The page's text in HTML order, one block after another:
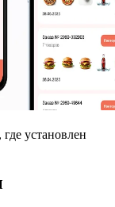
установлен